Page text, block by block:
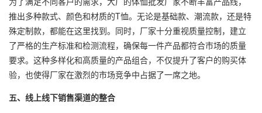
推出多种款式、颜色和材质的T恤。无论是基础款、潮流款，还是特
殊定制款，都能在这里找到。同时，厂家十分重视质量控制，建立
了严格的生产标准和检测流程，确保每一件产品都符合市场的质量
要求。这种多样化和高质量的产品组合，不仅提升了客户的购买体
验，也使得厂家在激烈的市场竞争中占据了一席之地。
五、线上线下销售渠道的整合